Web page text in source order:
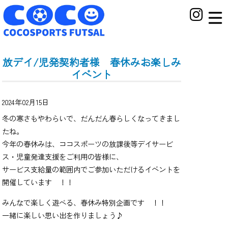
放デイ/児発契約者様 春休みお楽しみ
イベント
2024年02月15日
冬の寒さもやわらいで、だんだん春らしくなってきまし
たね。
今年の春休みは、ココスポーツの放課後等デイサービ
ス・児童発達支援をご利用の皆様に、
サービス支給量の範囲内でご参加いただけるイベントを
開催しています ！！
みんなで楽しく遊べる、春休み特別企画です ！！
一緒に楽しい思い出を作りましょう♪